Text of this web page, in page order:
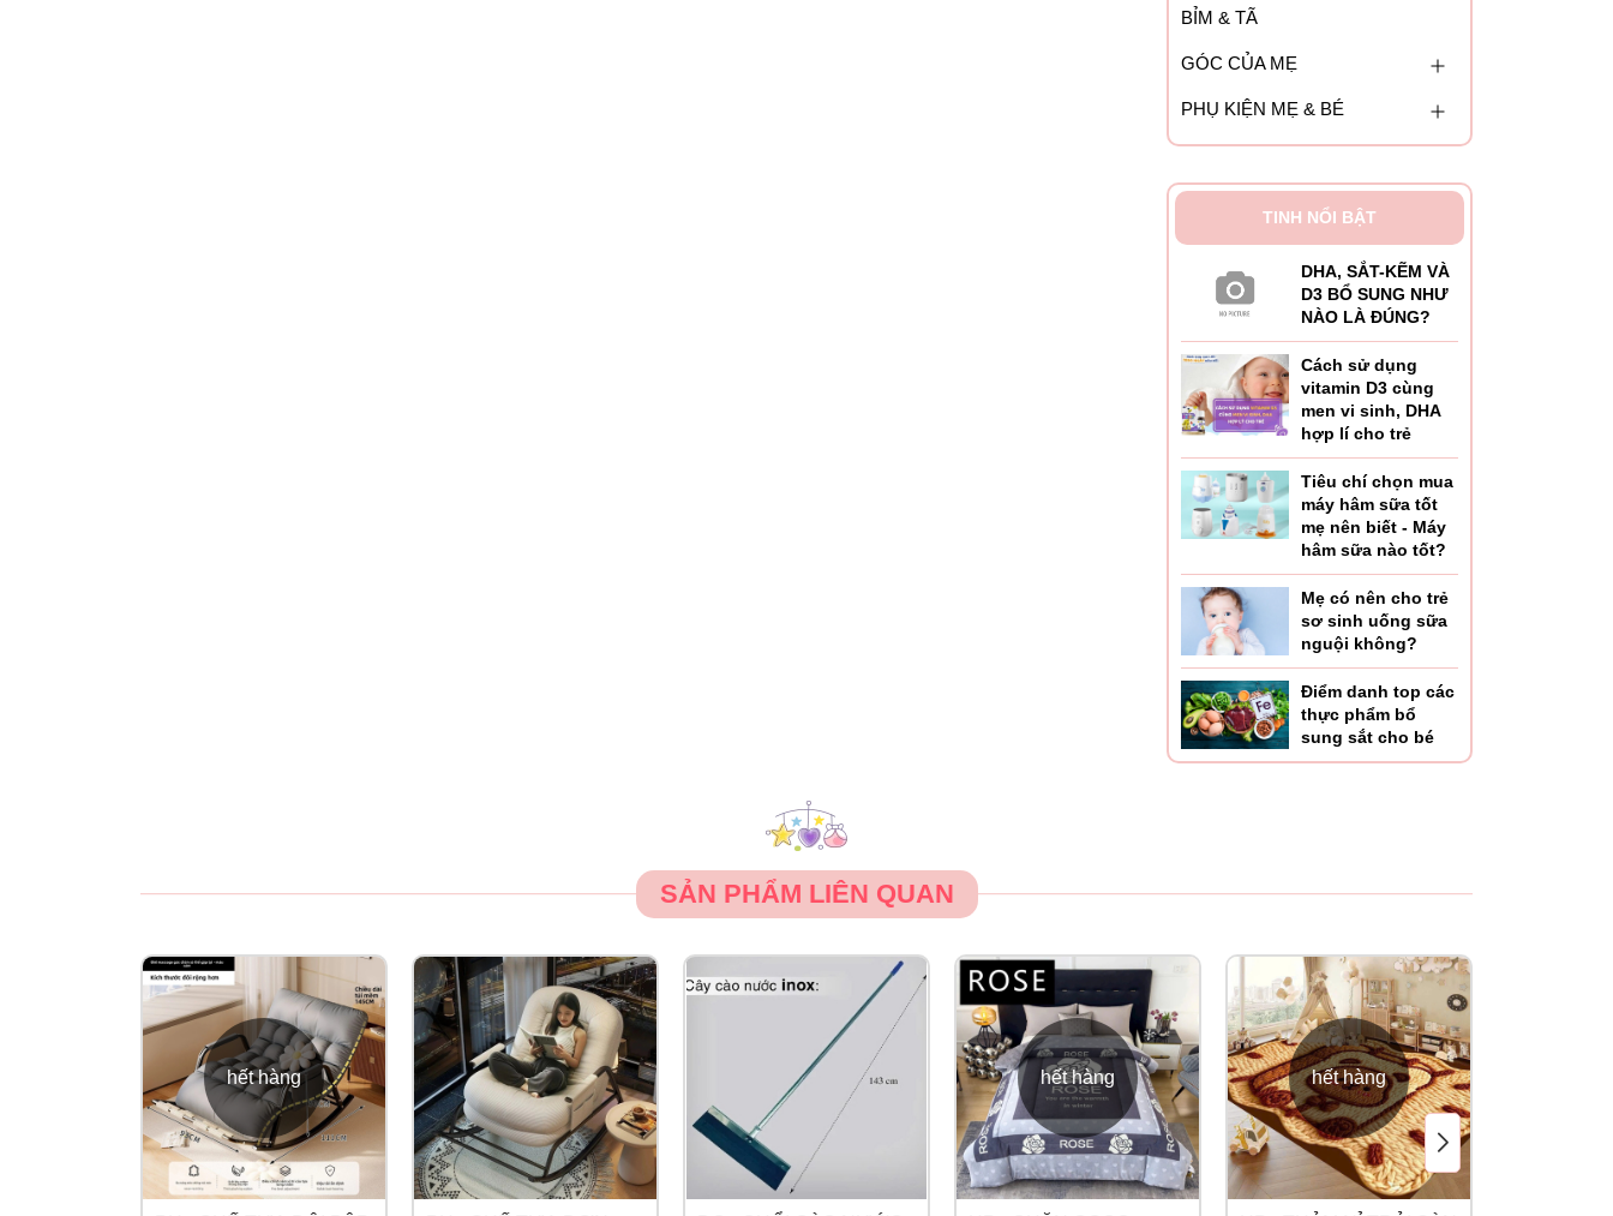
BỈM & TÃ
GÓC CỦA MẸ
PHỤ KIỆN MẸ & BÉ
TINH NỔI BẬT
DHA, SẮT-KẼM VÀ
D3 BỔ SUNG NHƯ
NÀO LÀ ĐÚNG?
Cách sử dụng
vitamin D3 cùng
men vi sinh, DHA
hợp lí cho trẻ
Tiêu chí chọn mua
máy hâm sữa tốt
mẹ nên biết - Máy
hâm sữa nào tốt?
Mẹ có nên cho trẻ
sơ sinh uống sữa
nguội không?
Điểm danh top các
thực phẩm bổ
sung sắt cho bé
SẢN PHẨM LIÊN QUAN
hết hàng hết hàng hết hàng